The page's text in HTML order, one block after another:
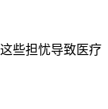
些担忧导致医疗